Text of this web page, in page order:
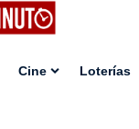
Cine Loterías